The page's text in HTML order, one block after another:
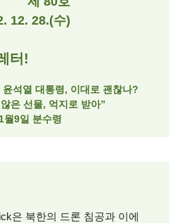
12. 28.(수)
터!
석열 대통령, 이대로 괜찮나?
은 선물, 억지로 받아”
월9일 분수령
은 북한의 드론 침공과 이에